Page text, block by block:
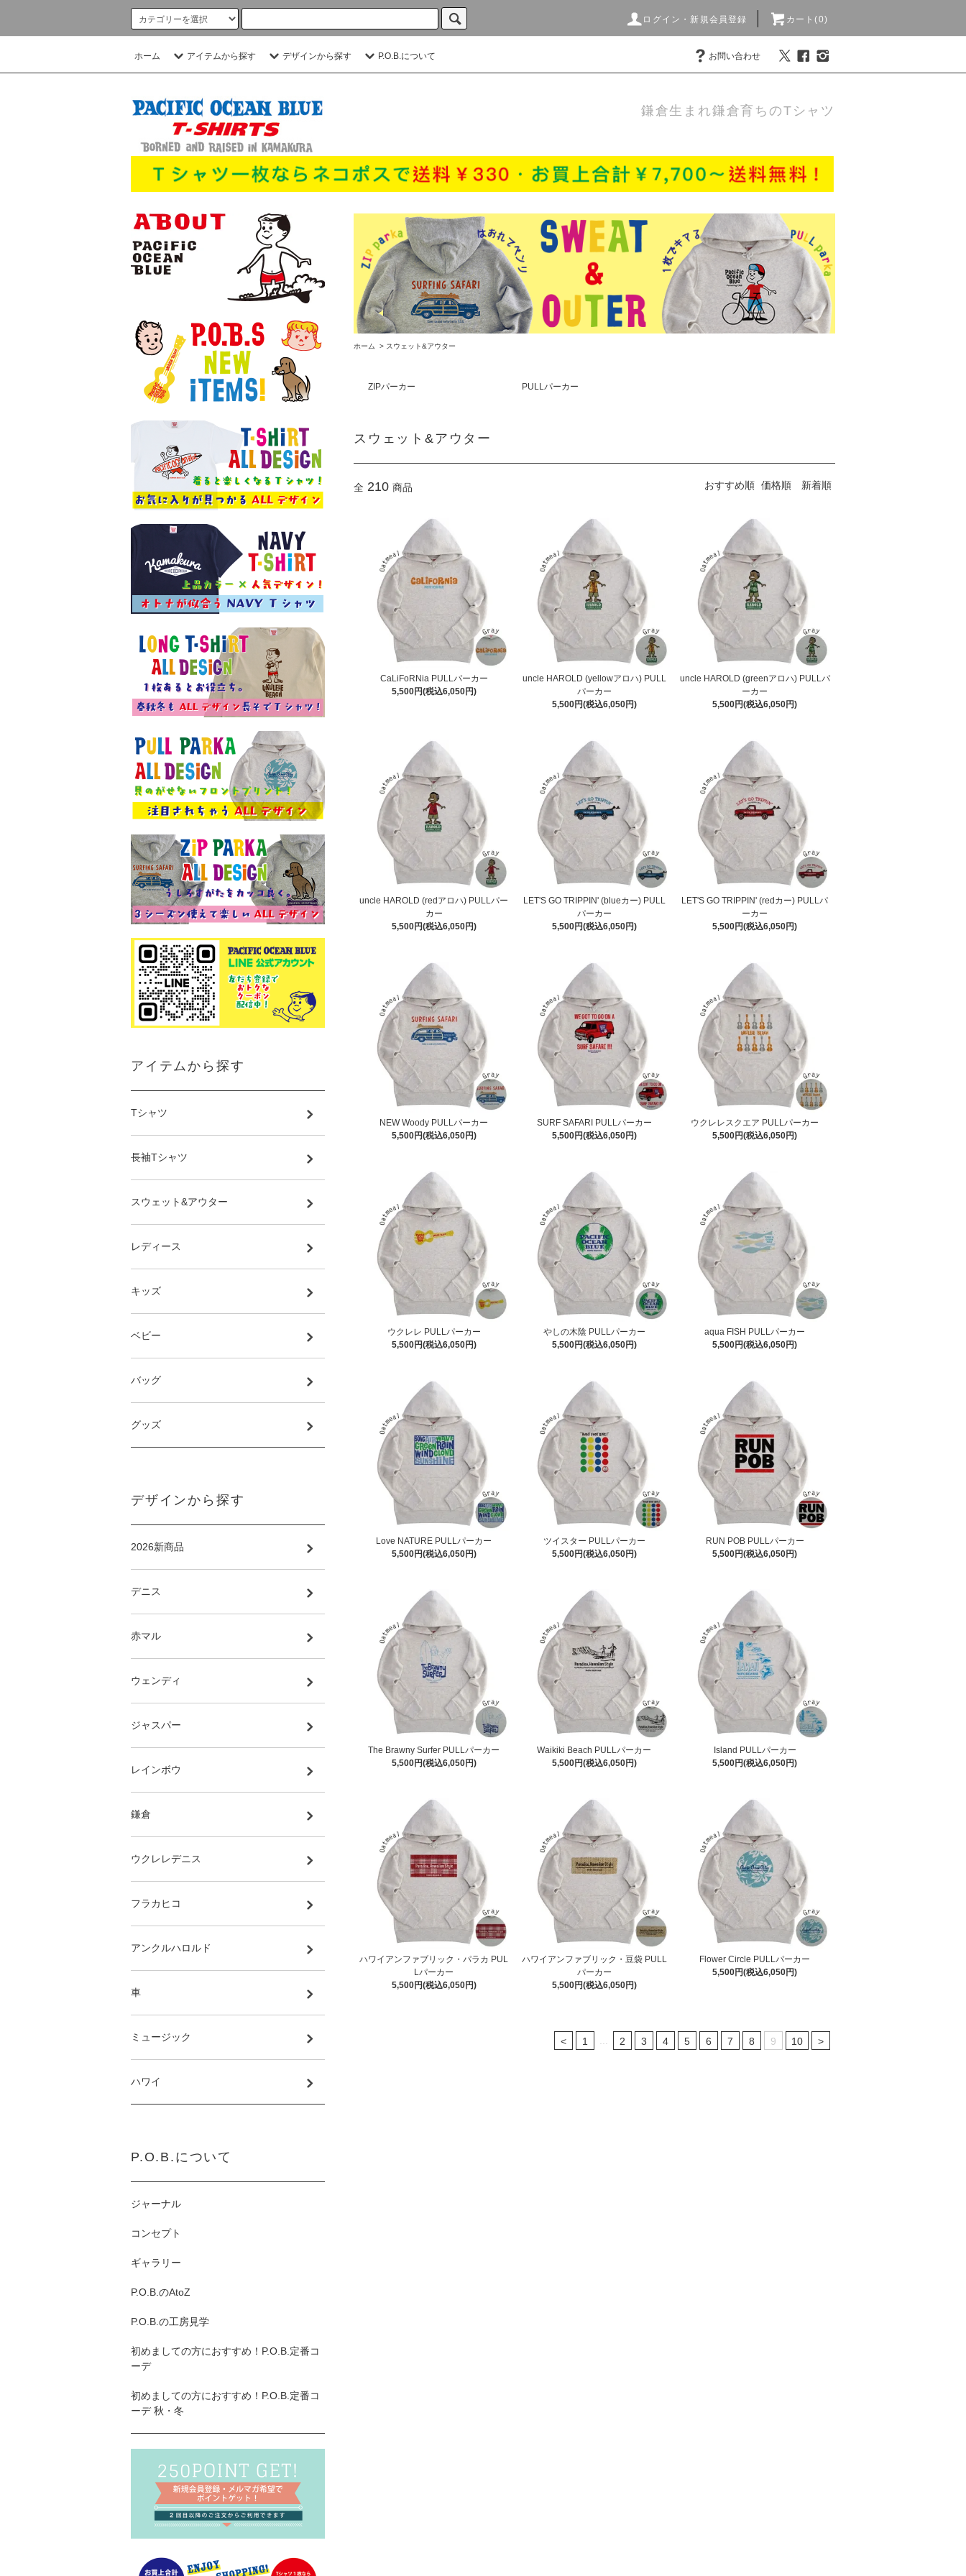
ログイン・新規会員登録 カート(0)
ホーム アイテムから探す デザインから探す P.O.B.について お問い合わせ
鎌倉生まれ鎌倉育ちのTシャツ
ホーム > スウェット&アウター
ZIPパーカー PULLパーカー
スウェット&アウター
全 210 商品 おすすめ順 価格順 新着順
CaLiFoRNia PULLパーカー
5,500円(税込6,050円)
uncle HAROLD (yellowアロハ) PULL
パーカー
5,500円(税込6,050円)
uncle HAROLD (greenアロハ) PULLパ
ーカー
5,500円(税込6,050円)
uncle HAROLD (redアロハ) PULLパー
カー
5,500円(税込6,050円)
LET'S GO TRIPPIN' (blueカー) PULL
パーカー
5,500円(税込6,050円)
LET'S GO TRIPPIN' (redカー) PULLパ
ーカー
5,500円(税込6,050円)
NEW Woody PULLパーカー
5,500円(税込6,050円)
SURF SAFARI PULLパーカー
5,500円(税込6,050円)
ウクレレスクエア PULLパーカー
5,500円(税込6,050円)
ウクレレ PULLパーカー
5,500円(税込6,050円)
やしの木陰 PULLパーカー
5,500円(税込6,050円)
aqua FISH PULLパーカー
5,500円(税込6,050円)
Love NATURE PULLパーカー
5,500円(税込6,050円)
ツイスター PULLパーカー
5,500円(税込6,050円)
RUN POB PULLパーカー
5,500円(税込6,050円)
The Brawny Surfer PULLパーカー
5,500円(税込6,050円)
Waikiki Beach PULLパーカー
5,500円(税込6,050円)
Island PULLパーカー
5,500円(税込6,050円)
ハワイアンファブリック・パラカ PUL
Lパーカー
5,500円(税込6,050円)
ハワイアンファブリック・豆袋 PULL
パーカー
5,500円(税込6,050円)
Flower Circle PULLパーカー
5,500円(税込6,050円)
< 1 ... 2 3 4 5 6 7 8 9 10 >
アイテムから探す
Tシャツ
長袖Tシャツ
スウェット&アウター
レディース
キッズ
ベビー
バッグ
グッズ
デザインから探す
2026新商品
デニス
赤マル
ウェンディ
ジャスパー
レインボウ
鎌倉
ウクレレデニス
フラカヒコ
アンクルハロルド
車
ミュージック
ハワイ
P.O.B.について
ジャーナル
コンセプト
ギャラリー
P.O.B.のAtoZ
P.O.B.の工房見学
初めましての方におすすめ！P.O.B.定番コ
ーデ
初めましての方におすすめ！P.O.B.定番コ
ーデ 秋・冬